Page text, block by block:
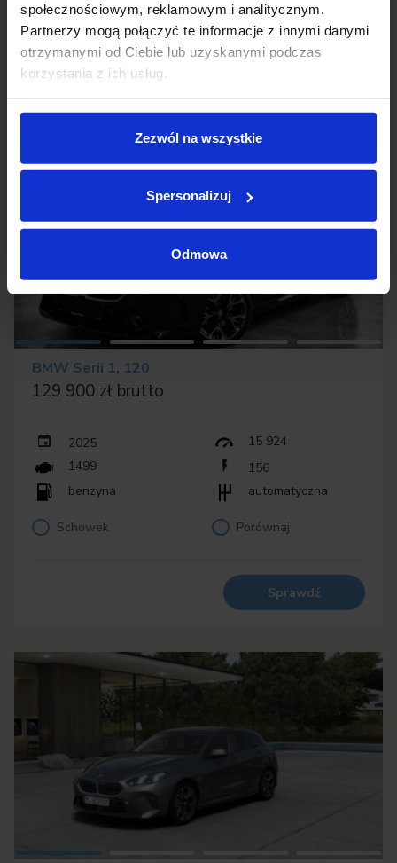
społecznościowym, reklamowym i analitycznym.
Partnerzy mogą połączyć te informacje z innymi danymi
otrzymanymi od Ciebie lub uzyskanymi podczas
korzystania z ich usług.
Zezwól na wszystkie
Spersonalizuj
Odmowa
Schowek Porównaj
BMW Serii 1, 120
129 900 zł brutto
2025
15 924
1499
156
benzyna
automatyczna
Schowek Porównaj
Sprawdź